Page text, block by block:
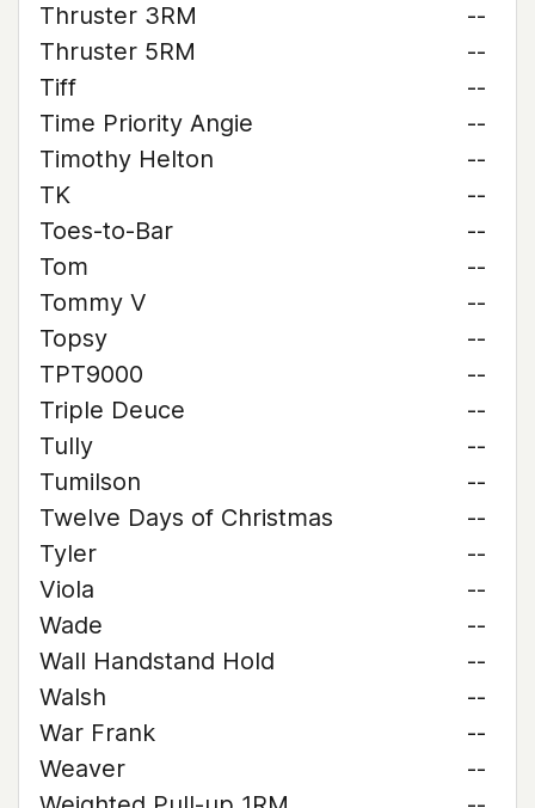
Thruster 3RM
--
Thruster 5RM
--
Tiff
--
Time Priority Angie
--
Timothy Helton
--
TK
--
Toes-to-Bar
--
Tom
--
Tommy V
--
Topsy
--
TPT9000
--
Triple Deuce
--
Tully
--
Tumilson
--
Twelve Days of Christmas
--
Tyler
--
Viola
--
Wade
--
Wall Handstand Hold
--
Walsh
--
War Frank
--
Weaver
--